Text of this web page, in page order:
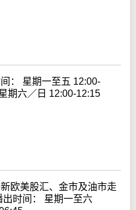
： 星期一至五 12:00-
期六／日 12:00-12:15
欧美股汇、金市及油市走
出时间： 星期一至六